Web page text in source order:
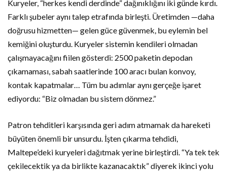
Kuryeler, “herkes kendi derdinde” dağınıklığını iki günde kırdı.
Farklı şubeler aynı talep etrafında birleşti. Üretimden —daha
doğrusu hizmetten— gelen güce güvenmek, bu eylemin bel
kemiğini oluşturdu. Kuryeler sistemin kendileri olmadan
çalışmayacağını fiilen gösterdi: 2500 paketin depodan
çıkamaması, sabah saatlerinde 100 aracı bulan konvoy,
kontak kapatmalar… Tüm bu adımlar aynı gerçeğe işaret
ediyordu: “Biz olmadan bu sistem dönmez.”
Patron tehditleri karşısında geri adım atmamak da hareketi
büyüten önemli bir unsurdu. İşten çıkarma tehdidi,
Maltepe’deki kuryeleri dağıtmak yerine birleştirdi. “Ya tek tek
çekilecektik ya da birlikte kazanacaktık” diyerek ikinci yolu